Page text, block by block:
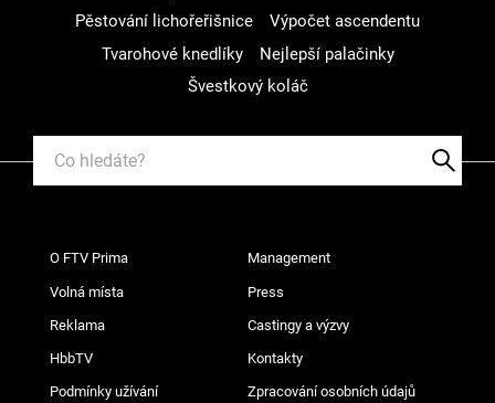
Pěstování lichořeřišnice
Výpočet ascendentu
Tvarohové knedlíky
Nejlepší palačinky
Švestkový koláč
O FTV Prima Management
Volná místa Press
Reklama Castingy a výzvy
HbbTV Kontakty
Podmínky užívání Zpracování osobních údajů